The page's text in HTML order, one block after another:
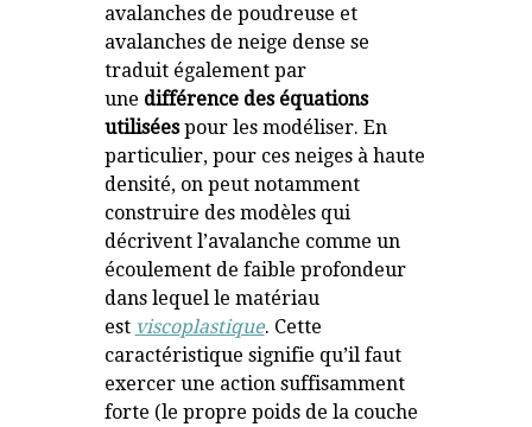
avalanches de poudreuse et
avalanches de neige dense se
traduit également par
une différence des équations
utiliséespour les modéliser. En
particulier, pour ces neiges à haute
densité, on peut notamment
construire des modèles qui
décrivent l’avalanche comme un
écoulement de faible profondeur
dans lequel le matériau
est viscoplastique. Cette
caractéristique signifie qu’il faut
exercer une action suffisamment
forte (le propre poids de la couche